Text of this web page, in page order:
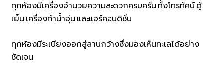
ทุกห้องมีเครื่องอำนวยความสะดวกครบครัน ทั้งโทรทัศน์ ตู้
เย็น เครื่องทำน้ำอุ่น และแอร์คอนดิชั่น
ทุกห้องมีระเบียงออกสู่ลานกว้างซึ่งมองเห็นทะเลได้อย่าง
ชัดเจน